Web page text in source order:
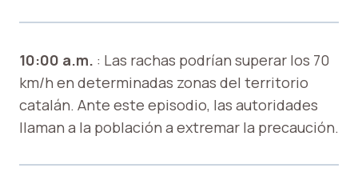
10:00 a.m. : Las rachas podrían superar los 70
km/h en determinadas zonas del territorio
catalán. Ante este episodio, las autoridades
llaman a la población a extremar la precaución.